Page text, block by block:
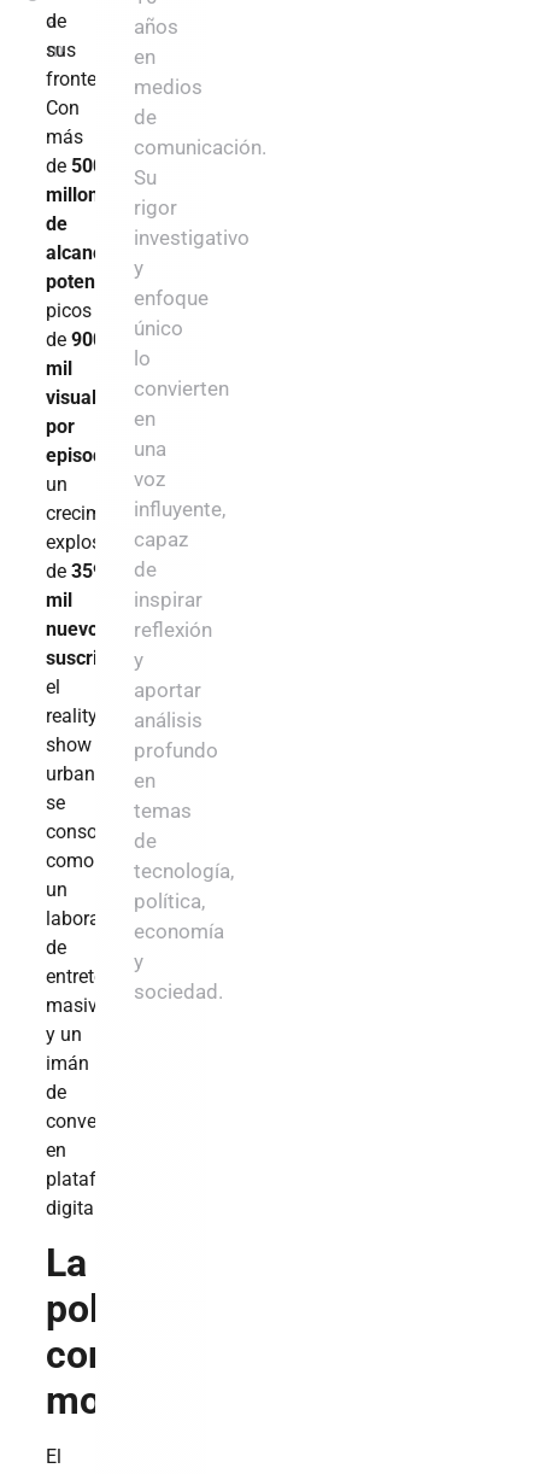
a
m
de
sus
fronteras.
Con
más
de 500
millones
de
alcance
potencial
picos
de900
mil
visualizaciones
por
episodio
un
crecimiento
explosivo
de359
mil
nuevos
suscriptores
el
reality-
show
urbano
se
consolida
como
un
laboratorio
de
entretenimiento
masivo
y un
imán
de
conversación
en
plataformas
digitales.
La
polémica
como
motor
El
años
en
medios
de
comunicación.
Su
rigor
investigativo
y
enfoque
único
lo
convierten
en
una
voz
influyente,
capaz
de
inspirar
reflexión
y
aportar
análisis
profundo
en
temas
de
tecnología,
política,
economía
y
sociedad.